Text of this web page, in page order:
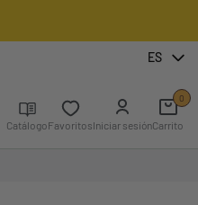
ES
CatálogoFavoritosIniciar sesiónCarrito
0